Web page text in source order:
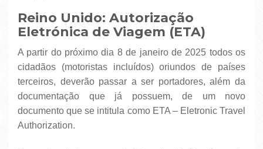
Reino Unido: Autorização
Eletrónica de Viagem (ETA)
A partir do próximo dia 8 de janeiro de 2025 todos os
cidadãos (motoristas incluídos) oriundos de países
terceiros, deverão passar a ser portadores, além da
documentação que já possuem, de um novo
documento que se intitula como ETA – Eletronic Travel
Authorization.